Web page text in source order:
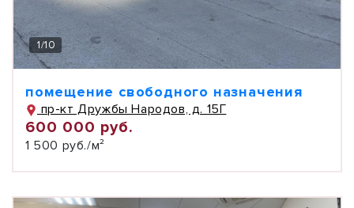
1/10
помещение свободного назначения
пр-кт Дружбы Народов, д. 15Г
600 000 руб.
1 500 руб./м²